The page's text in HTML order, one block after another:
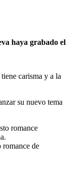
haya grabado el
carisma y a la
su nuevo tema
de